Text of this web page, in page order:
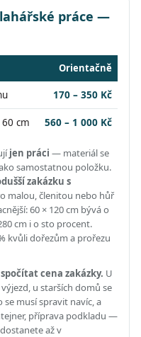
práce —
Orientačně
170 – 350 Kč
cm 560 – 1 000 Kč
jen práci — materiál se
samostatnou položku.
zakázku s
malou, členitou nebo hůř
60 × 120 cm bývá o
cm i o sto procent.
kvůli dořezům a prořezu
cena zakázky. U
u starších domů se
musí spravit navíc, a
příprava podkladu —
až v